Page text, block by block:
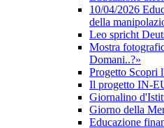
10/04/2026
della
Leo spricht
Mostra
Domani..?»
Progetto Scopri
Il progetto IN-
Giornalino
Giorno della
Educazione